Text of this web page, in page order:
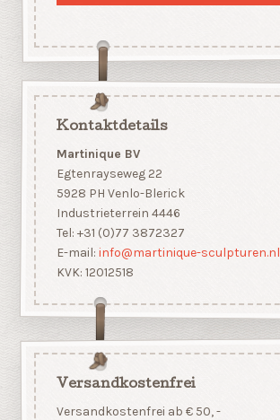
Kontaktdetails
Martinique BV
Egtenrayseweg 22
5928 PH Venlo-Blerick
Industrieterrein 4446
Tel: +31 (0)77 3872327
E-mail: info@martinique-sculpturen.nl
KVK: 12012518
Versandkostenfrei
Versandkostenfrei ab € 50, -